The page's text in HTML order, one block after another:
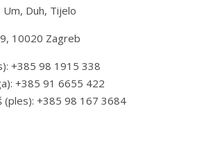
Duh, Tijelo
10020 Zagreb
+385 98 1915 338
+385 91 6655 422
(ples): +385 98 167 3684